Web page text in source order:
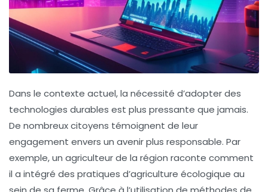
Dans le contexte actuel, la nécessité d’adopter des
technologies durables est plus pressante que jamais.
De nombreux citoyens témoignent de leur
engagement envers un avenir plus responsable. Par
exemple, un agriculteur de la région raconte comment
il a intégré des pratiques d’agriculture écologique au